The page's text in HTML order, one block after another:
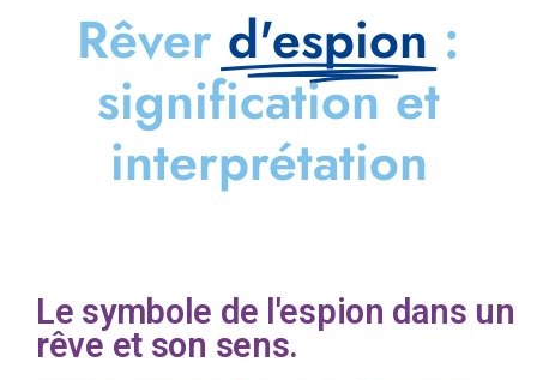
Rêver d'espion :
signification et
interprétation
Le symbole de l'espion dans un
rêve et son sens.